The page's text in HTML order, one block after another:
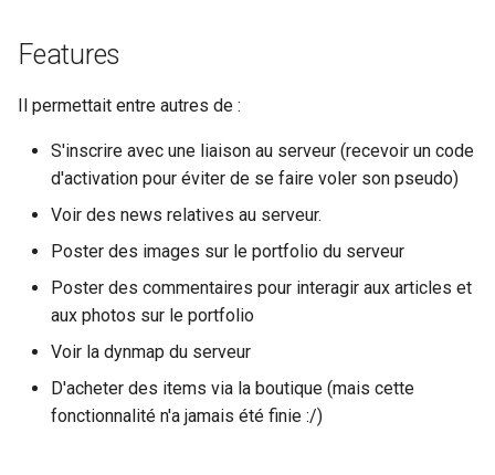
cFeatures
Il permettait entre autres de :
S'inscrire avec une liaison au serveur (recevoir un code
d'activation pour éviter de se faire voler son pseudo)
Voir des news relatives au serveur.
Poster des images sur le portfolio du serveur
Poster des commentaires pour interagir aux articles et
aux photos sur le portfolio
Voir la dynmap du serveur
D'acheter des items via la boutique (mais cette
fonctionnalité n'a jamais été finie :/)